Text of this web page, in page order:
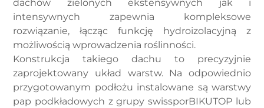
dachów zielonych ekstensywnych jak i
intensywnych zapewnia kompleksowe
rozwiązanie, łącząc funkcję hydroizolacyjną z
możliwością wprowadzenia roślinności.
Konstrukcja takiego dachu to precyzyjnie
zaprojektowany układ warstw. Na odpowiednio
przygotowanym podłożu instalowane są warstwy
pap podkładowych z grupy swissporBIKUTOP lub